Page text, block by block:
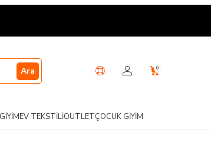
Ara 0
EV TEKSTILIOUTLETÇOCUK GIYIM